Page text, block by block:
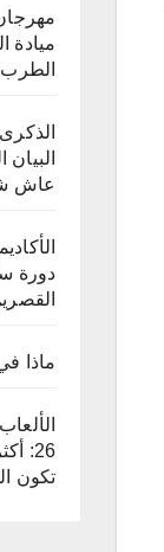
ميادة
عاش
دورة
ماذا
26:
تكون